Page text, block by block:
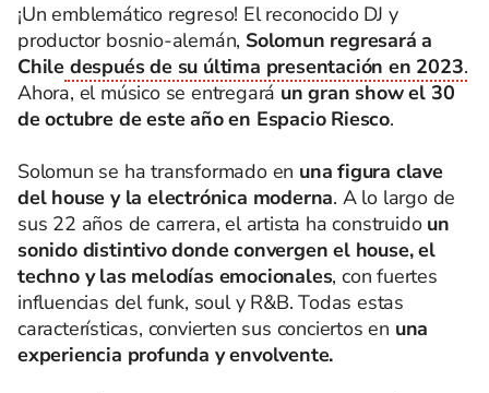
¡Un emblemático regreso! El reconocido DJ y
productor bosnio-alemán, Solomun regresará a
Chile después de su última presentación en 2023.
Ahora, el músico se entregará un gran show el 30
de octubre de este año en Espacio Riesco.
Solomun se ha transformado en una figura clave
del house y la electrónica moderna. A lo largo de
sus 22 años de carrera, el artista ha construido un
sonido distintivo donde convergen el house, el
techno y las melodías emocionales, con fuertes
influencias del funk, soul y R&B. Todas estas
características, convierten sus conciertos en una
experiencia profunda y envolvente.